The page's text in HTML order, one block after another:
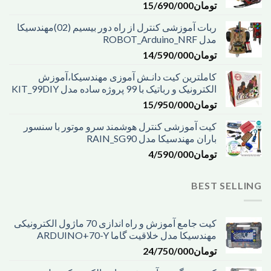
تومان15/690/000
ربات آموزشی کنترل از راه دور بیسیم (02)مهندسیکا
مدل ROBOT_Arduino_NRF
تومان14/590/000
کاملترین کیت دانـش آموزی مهندسیکا،آموزش
الکترونیک و رباتیک با 99 پروژه ساده مدل KIT_99DIY
تومان15/950/000
کیت آموزشی کنترل هوشمند سرو موتور با سنسور
باران مهندسیکا مدل RAIN_SG90
تومان4/590/000
BEST SELLING
کیت جامع آموزش و راه اندازی 70 ماژول الکترونیکی
مهندسیکا مدل خلاقیت گاما ARDUINO+70-Y
تومان24/750/000